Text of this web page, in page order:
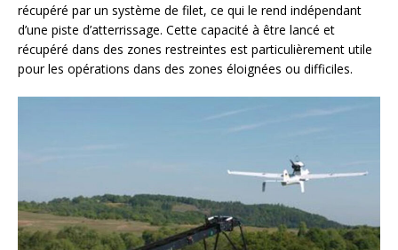
récupéré par un système de filet, ce qui le rend indépendant
d’une piste d’atterrissage. Cette capacité à être lancé et
récupéré dans des zones restreintes est particulièrement utile
pour les opérations dans des zones éloignées ou difficiles.